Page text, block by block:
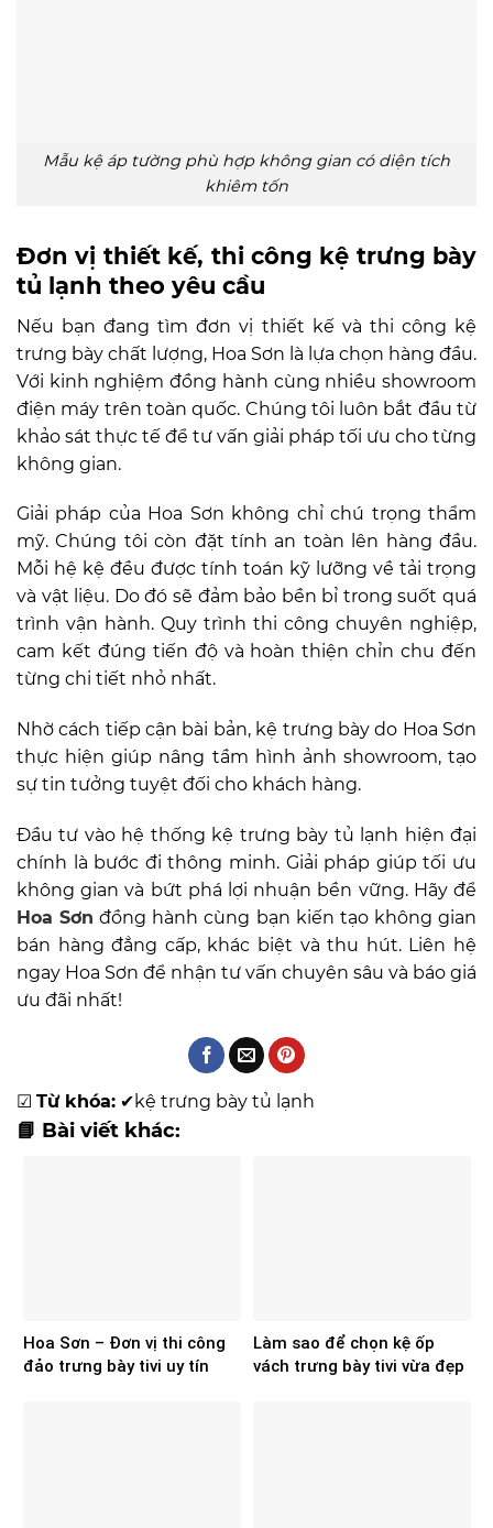
Mẫu kệ áp tường phù hợp không gian có diện tích
khiêm tốn
Đơn vị thiết kế, thi công kệ trưng bày
tủ lạnh theo yêu cầu
Nếu bạn đang tìm đơn vị thiết kế và thi công kệ
trưng bày chất lượng, Hoa Sơn là lựa chọn hàng đầu.
Với kinh nghiệm đồng hành cùng nhiều showroom
điện máy trên toàn quốc. Chúng tôi luôn bắt đầu từ
khảo sát thực tế để tư vấn giải pháp tối ưu cho từng
không gian.
Giải pháp của Hoa Sơn không chỉ chú trọng thẩm
mỹ. Chúng tôi còn đặt tính an toàn lên hàng đầu.
Mỗi hệ kệ đều được tính toán kỹ lưỡng về tải trọng
và vật liệu. Do đó sẽ đảm bảo bền bỉ trong suốt quá
trình vận hành. Quy trình thi công chuyên nghiệp,
cam kết đúng tiến độ và hoàn thiện chỉn chu đến
từng chi tiết nhỏ nhất.
Nhờ cách tiếp cận bài bản, kệ trưng bày do Hoa Sơn
thực hiện giúp nâng tầm hình ảnh showroom, tạo
sự tin tưởng tuyệt đối cho khách hàng.
Đầu tư vào hệ thống kệ trưng bày tủ lạnh hiện đại
chính là bước đi thông minh. Giải pháp giúp tối ưu
không gian và bứt phá lợi nhuận bền vững. Hãy để
Hoa Sơn đồng hành cùng bạn kiến tạo không gian
bán hàng đẳng cấp, khác biệt và thu hút. Liên hệ
ngay Hoa Sơn để nhận tư vấn chuyên sâu và báo giá
ưu đãi nhất!
☑ Từ khóa: ✔kệ trưng bày tủ lạnh
📘 Bài viết khác:
Hoa Sơn – Đơn vị thi công
đảo trưng bày tivi uy tín
Làm sao để chọn kệ ốp
vách trưng bày tivi vừa đẹp